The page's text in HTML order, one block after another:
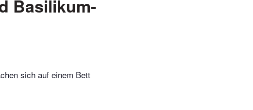
Basilikum-
sich auf einem Bett